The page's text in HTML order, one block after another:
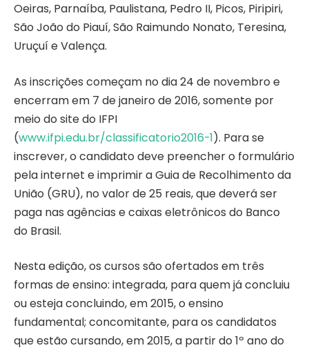
Oeiras, Parnaíba, Paulistana, Pedro II, Picos, Piripiri,
São João do Piauí, São Raimundo Nonato, Teresina,
Uruçuí e Valença.
As inscrições começam no dia 24 de novembro e
encerram em 7 de janeiro de 2016, somente por
meio do site do IFPI
(www.ifpi.edu.br/classificatorio2016-1). Para se
inscrever, o candidato deve preencher o formulário
pela internet e imprimir a Guia de Recolhimento da
União (GRU), no valor de 25 reais, que deverá ser
paga nas agências e caixas eletrônicos do Banco
do Brasil.
Nesta edição, os cursos são ofertados em três
formas de ensino: integrada, para quem já concluiu
ou esteja concluindo, em 2015, o ensino
fundamental; concomitante, para os candidatos
que estão cursando, em 2015, a partir do 1º ano do